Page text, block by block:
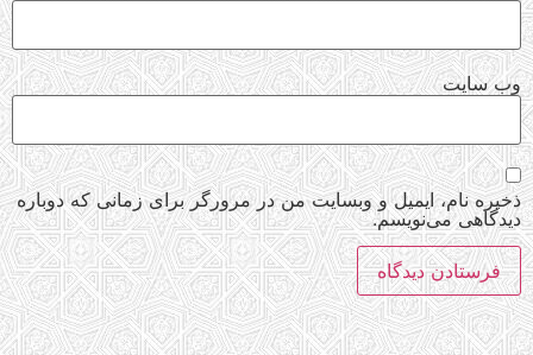
وب‌ سایت
ذخیره نام، ایمیل و وبسایت من در مرورگر برای زمانی که دوباره
دیدگاهی می‌نویسم.